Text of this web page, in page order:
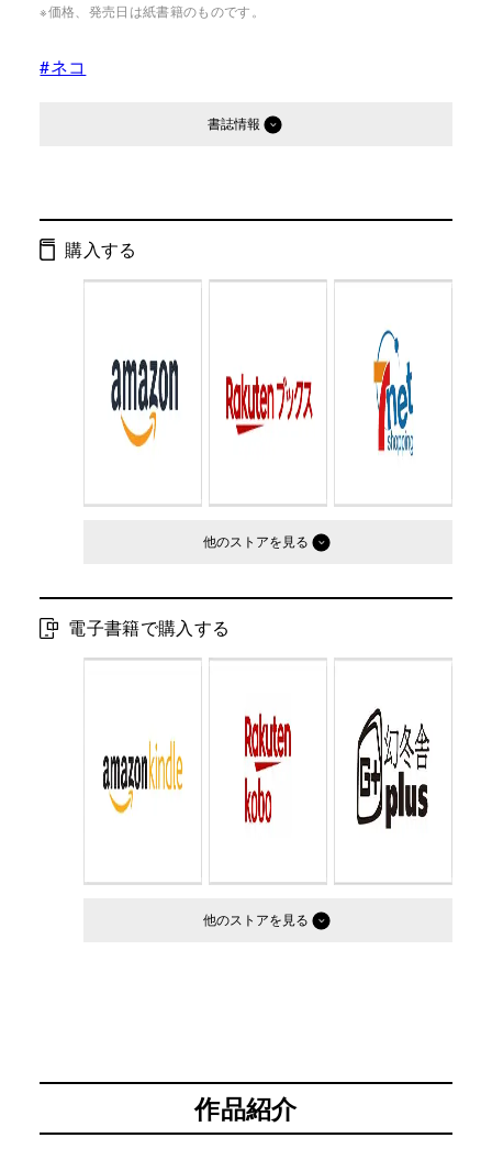
※価格、発売日は紙書籍のものです。
#ネコ
書誌情報
ページ数：
判型： 新書判
購入する
他のストア
電子書籍で購入する
他のストア
作品紹介